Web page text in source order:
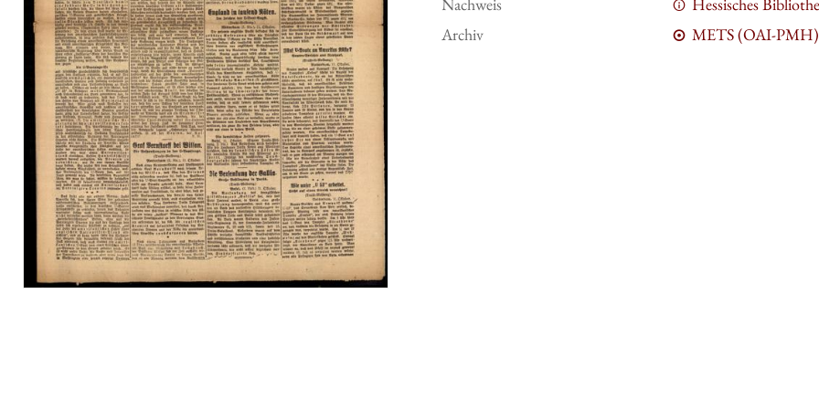
Archiv
METS (OAI-PMH)